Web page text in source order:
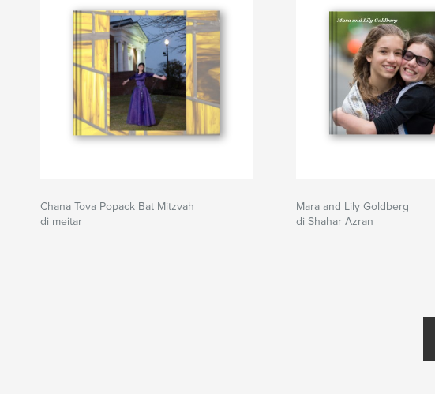
Chana Tova Popack Bat Mitzvah
di meitar
Mara and Lily Goldberg
di Shahar Azran